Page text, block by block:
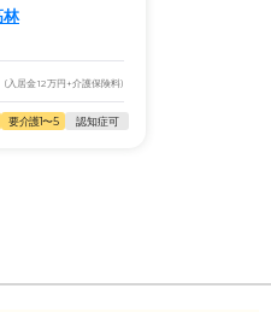
から施設を探せる
雀」が楽しめる施設、
取り可」の施設など、
00
情報を掲載
件にあった施設を選ぶ
すこともできます。
林
(入居金12万円 +介護保険料)
要介護1〜5 認知症可